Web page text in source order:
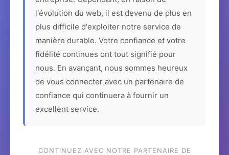
l'évolution du web, il est devenu de plus en
plus difficile d'exploiter notre service de
manière durable. Votre confiance et votre
fidélité continues ont tout signifié pour
nous. En avançant, nous sommes heureux
de vous connecter avec un partenaire de
confiance qui continuera à fournir un
excellent service.
CONTINUEZ AVEC NOTRE PARTENAIRE DE